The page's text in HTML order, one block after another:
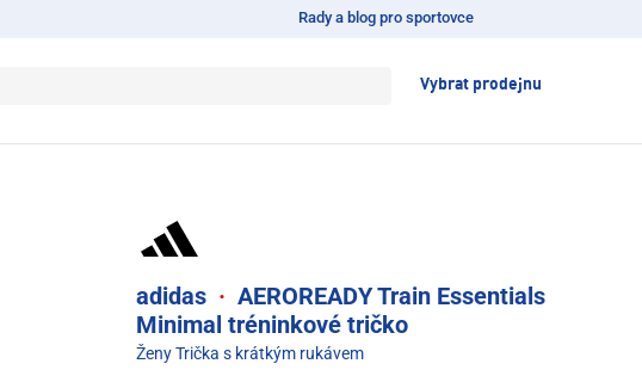
Rady a blog pro sportovce
Vybrat prodejnu
adidas · AEROREADY Train Essentials
Minimal tréninkové tričko
Ženy Trička s krátkým rukávem